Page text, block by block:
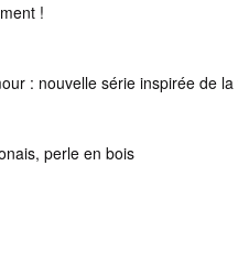
!
: nouvelle série inspirée de
perle en bois